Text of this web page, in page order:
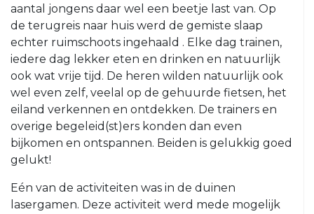
VRC
35+4
VRC
VR30+1
VRC
VR30+2
Jeugd
VRC
JO19-
1
JO13-
4
aantal jongens daar wel een beetje last van. Op
de terugreis naar huis werd de gemiste slaap
echter ruimschoots ingehaald . Elke dag trainen,
iedere dag lekker eten en drinken en natuurlijk
ook wat vrije tijd. De heren wilden natuurlijk ook
wel even zelf, veelal op de gehuurde fietsen, het
eiland verkennen en ontdekken. De trainers en
overige begeleid(st)ers konden dan even
bijkomen en ontspannen. Beiden is gelukkig goed
gelukt!
Eén van de activiteiten was in de duinen
lasergamen. Deze activiteit werd mede mogelijk